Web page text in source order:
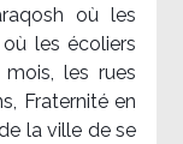
où les
les écoliers
les rues
Fraternité en
la ville de se